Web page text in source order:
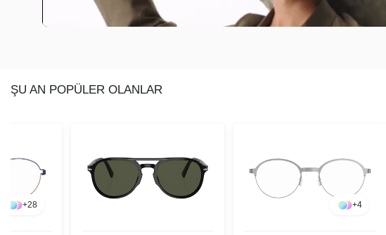
ŞU AN POPÜLER OLANLAR
+28 +4